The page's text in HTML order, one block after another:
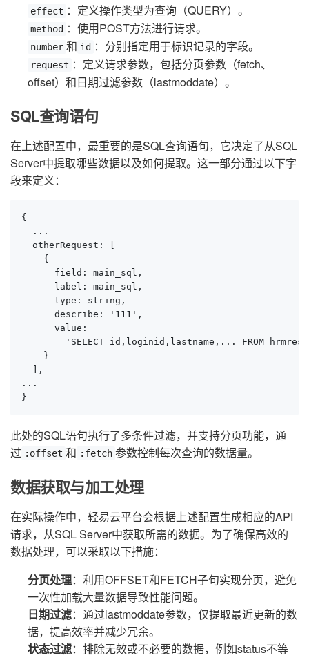
effect ：定义操作类型为查询（QUERY）。
method ：使用POST方法进行请求。
number 和 id ：分别指定用于标识记录的字段。
request ：定义请求参数，包括分页参数（fetch、
offset）和日期过滤参数（lastmoddate）。
SQL查询语句
在上述配置中，最重要的是SQL查询语句，它决定了从SQL
Server中提取哪些数据以及如何提取。这一部分通过以下字
段来定义：
{
  ...
  otherRequest: [
    {
      field: main_sql,
      label: main_sql,
      type: string,
      describe: '111',
      value:
'SELECT id,loginid,lastname,... FROM
    }
  ],
...
}
此处的SQL语句执行了多条件过滤，并支持分页功能，通
过 :offset 和 :fetch 参数控制每次查询的数据量。
数据获取与加工处理
在实际操作中，轻易云平台会根据上述配置生成相应的API
请求，从SQL Server中获取所需的数据。为了确保高效的
数据处理，可以采取以下措施：
分页处理：利用OFFSET和FETCH子句实现分页，避免
一次性加载大量数据导致性能问题。
日期过滤：通过lastmoddate参数，仅提取最近更新的数
据，提高效率并减少冗余。
状态过滤：排除无效或不必要的数据，例如status不等